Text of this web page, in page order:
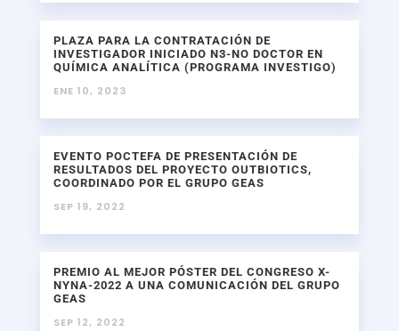
PLAZA PARA LA CONTRATACIÓN DE
INVESTIGADOR INICIADO N3-NO DOCTOR EN
QUÍMICA ANALÍTICA (PROGRAMA INVESTIGO)
ENE 10, 2023
EVENTO POCTEFA DE PRESENTACIÓN DE
RESULTADOS DEL PROYECTO OUTBIOTICS,
COORDINADO POR EL GRUPO GEAS
SEP 19, 2022
PREMIO AL MEJOR PÓSTER DEL CONGRESO X-
NYNA-2022 A UNA COMUNICACIÓN DEL GRUPO
GEAS
SEP 12, 2022